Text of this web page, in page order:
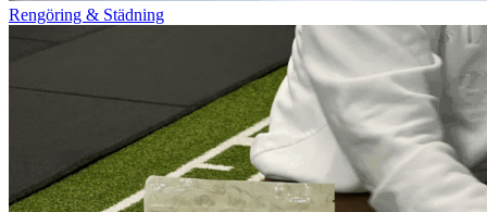
Rengöring & Städning